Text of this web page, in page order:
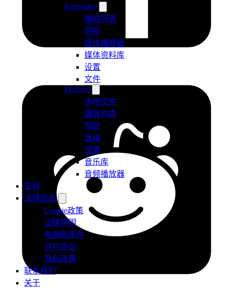
Evervideo
播放列表
导航
媒体播放器
媒体资料库
设置
文件
Flacbox
本地文件
播放列表
导航
连接
设置
音乐库
音频播放器
支持
法律信息
Cookie政策
法律声明
条款和条件
许可协议
隐私政策
联系我们
关于